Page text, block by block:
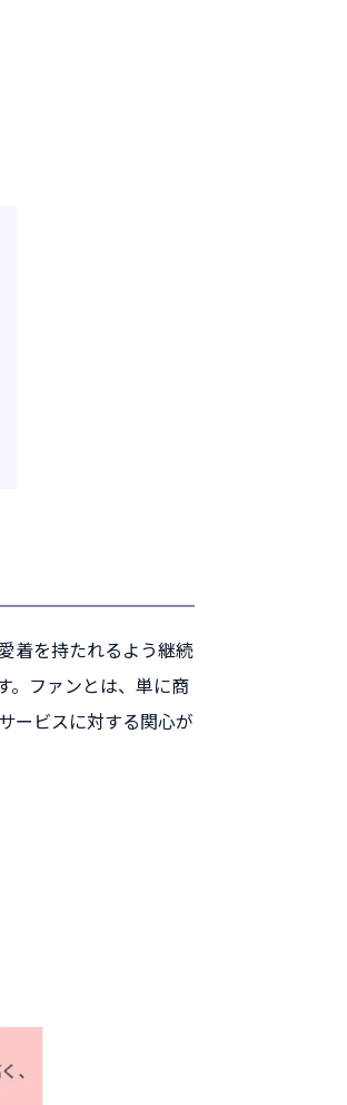
着を持たれるよう継続
。ファンとは、単に商
ービスに対する関心が